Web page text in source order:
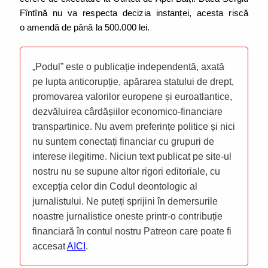
Fîntînă nu va respecta decizia instanței, acesta riscă
o amendă de până la 500.000 lei.
„Podul” este o publicație independentă, axată
pe lupta anticorupție, apărarea statului de drept,
promovarea valorilor europene și euroatlantice,
dezvăluirea cârdășiilor economico-financiare
transpartinice. Nu avem preferințe politice și nici
nu suntem conectați financiar cu grupuri de
interese ilegitime. Niciun text publicat pe site-ul
nostru nu se supune altor rigori editoriale, cu
excepția celor din Codul deontologic al
jurnalistului. Ne puteți sprijini în demersurile
noastre jurnalistice oneste printr-o contribuție
financiară în contul nostru Patreon care poate fi
accesatAICI .